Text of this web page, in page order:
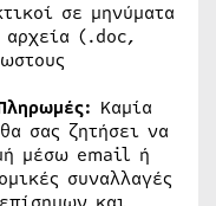
σε μηνύματα
αρχεία (.doc,
Καμία
σας ζητήσει να
μέσω email ή
συναλλαγές